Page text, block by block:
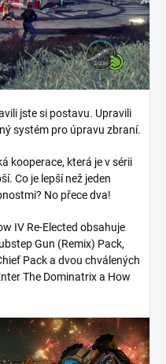
jste si postavu. Upravili
systém pro úpravu zbraní.
kooperace, která je v sérii
Co je lepší než jeden
No přece dva!
IV Re-Elected obsahuje
Gun (Remix) Pack,
Pack a dvou chválených
The Dominatrix a How